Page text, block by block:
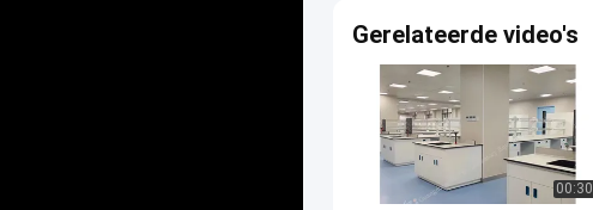
Gerelateerde video's
00:30